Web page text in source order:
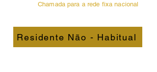
Chamada para a rede fixa nacional
Residente Não - Habitual
200.jpg